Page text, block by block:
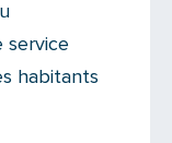
service
habitants